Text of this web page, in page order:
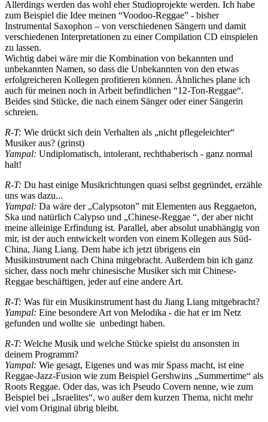
Allerdings werden das wohl eher Studioprojekte werden. Ich habe
zum Beispiel die Idee meinen “Voodoo-Reggae” - bisher
Instrumental Saxophon – von verschiedenen Sängern und damit
verschiedenen Interpretationen zu einer Compilation CD einspielen
zu lassen.
Wichtig dabei wäre mir die Kombination von bekannten und
unbekannten Namen, so dass die Unbekannten von den etwas
erfolgreicheren Kollegen profitieren können. Ähnliches plane ich
auch für meinen noch in Arbeit befindlichen “12-Ton-Reggae“.
Beides sind Stücke, die nach einem Sänger oder einer Sängerin
schreien.
R-T: Wie drückt sich dein Verhalten als „nicht pflegeleichter“
Musiker aus? (grinst)
Yampal: Undiplomatisch, intolerant, rechthaberisch - ganz normal
halt!
R-T: Du hast einige Musikrichtungen quasi selbst gegründet, erzähle
uns was dazu...
Yampal: Da wäre der „Calypsoton” mit Elementen aus Reggaeton,
Ska und natürlich Calypso und „Chinese-Reggae “, der aber nicht
meine alleinige Erfindung ist. Parallel, aber absolut unabhängig von
mir, ist der auch entwickelt worden von einem Kollegen aus Süd-
China, Jiang Liang. Dem habe ich jetzt übrigens ein
Musikinstrument nach China mitgebracht. Außerdem bin ich ganz
sicher, dass noch mehr chinesische Musiker sich mit Chinese-
Reggae beschäftigen, jeder auf eine andere Art.
R-T: Was für ein Musikinstrument hast du Jiang Liang mitgebracht?
Yampal: Eine besondere Art von Melodika - die hat er im Netz
gefunden und wollte sie unbedingt haben.
R-T: Welche Musik und welche Stücke spielst du ansonsten in
deinem Programm?
Yampal: Wie gesagt, Eigenes und was mir Spass macht, ist eine
Reggae-Jazz-Fusion wie zum Beispiel Gershwins „Summertime“ als
Roots Reggae. Oder das, was ich Pseudo Covern nenne, wie zum
Beispiel bei „Israelites“, wo außer dem kurzen Thema, nicht mehr
viel vom Original übrig bleibt.